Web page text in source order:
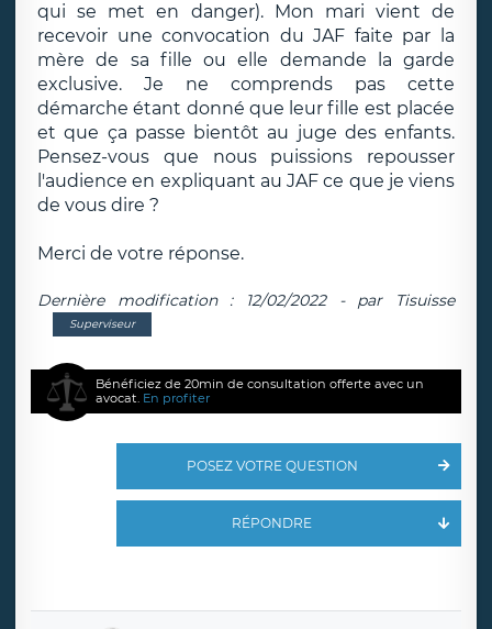
qui se met en danger). Mon mari vient de
recevoir une convocation du JAF faite par la
mère de sa fille ou elle demande la garde
exclusive. Je ne comprends pas cette
démarche étant donné que leur fille est placée
et que ça passe bientôt au juge des enfants.
Pensez-vous que nous puissions repousser
l'audience en expliquant au JAF ce que je viens
de vous dire ?
Merci de votre réponse.
Dernière modification : 12/02/2022 - par Tisuisse
Superviseur
Bénéficiez de 20min de consultation offerte avec un
avocat. En profiter
POSEZ VOTRE QUESTION
RÉPONDRE